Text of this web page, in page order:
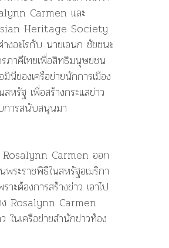
Carmen และ
Heritage Society
างอะไรกับ นายเอนก ชัยชนะ
ภาคีไทยเพื่อสิทธิมนุษยชน
นีของเครือข่ายนักการเมือง
หรัฐ เพื่อสร้างกระแสข่าว
การสนับสนุนมา
Rosalynn Carmen ออก
ระราชพิธีในสหรัฐอเมริกา
าะต้องการสร้างข่าว เอาไป
ง Rosalynn Carmen
ในเครือข่ายสำนักข่าวท้อง